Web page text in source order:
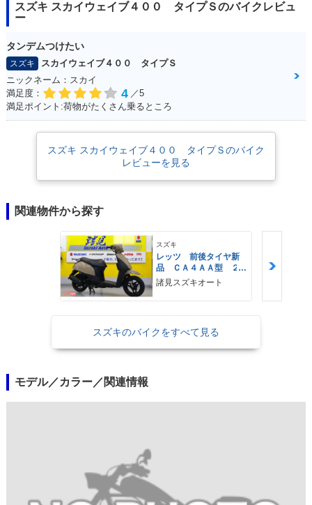
スズキ スカイウェイブ４００ タイプＳのバイクレビュ
ー
タンデムつけたい
スズキ
スカイウェイブ４００ タイプＳ
ニックネーム：スカイ
満足度：
4 ／5
満足ポイント:荷物がたくさん乗るところ
スズキ スカイウェイブ４００ タイプＳのバイク
レビューを見る
関連物件から探す
スズキ
レッツ 前後タイヤ新
品 ＣＡ４ＡＡ型 ２
０２３モデル
諸見スズキオート
スズキのバイクをすべて見る
モデル／カラー／関連情報